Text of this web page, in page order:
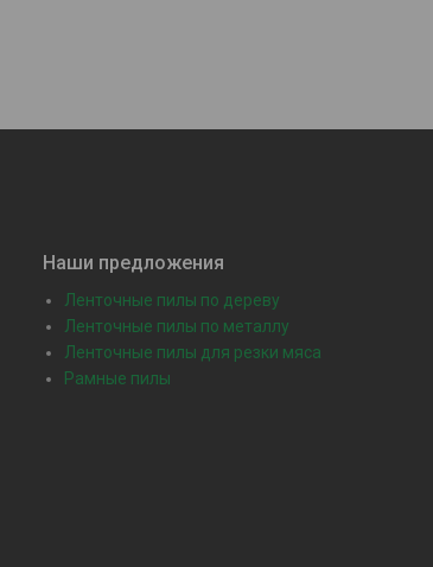
Наши предложения
Ленточные пилы по дереву
Ленточные пилы по металлу
Ленточные пилы для резки мяса
Рамные пилы